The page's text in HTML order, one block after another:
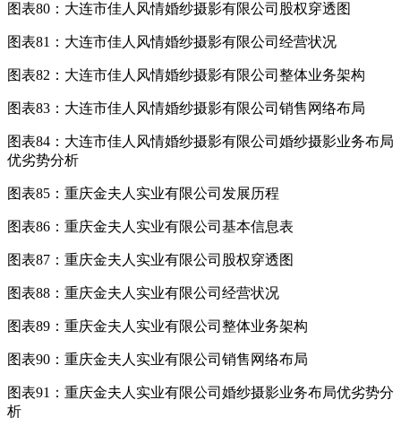
图表80：大连市佳人风情婚纱摄影有限公司股权穿透图
图表81：大连市佳人风情婚纱摄影有限公司经营状况
图表82：大连市佳人风情婚纱摄影有限公司整体业务架构
图表83：大连市佳人风情婚纱摄影有限公司销售网络布局
图表84：大连市佳人风情婚纱摄影有限公司婚纱摄影业务布局
优劣势分析
图表85：重庆金夫人实业有限公司发展历程
图表86：重庆金夫人实业有限公司基本信息表
图表87：重庆金夫人实业有限公司股权穿透图
图表88：重庆金夫人实业有限公司经营状况
图表89：重庆金夫人实业有限公司整体业务架构
图表90：重庆金夫人实业有限公司销售网络布局
图表91：重庆金夫人实业有限公司婚纱摄影业务布局优劣势分
析